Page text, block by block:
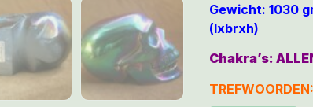
Gewicht: 1030
(lxbrxh)
Chakra’s:
TREFWOORDEN: